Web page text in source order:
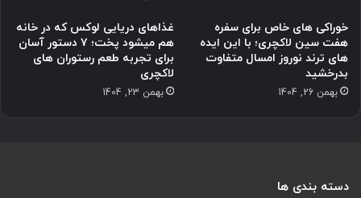
خوراکی های خاص برای سفره
هفت سین لاکچری؛ با این ایده
های ترند نوروز امسال متفاوت
بدرخشید
بهمن 26, 1404
غذاهای دریایی لوکس که در خانه
هم میشود پخت؛ ۷ دستور آسان
برای تجربه طعم رستوران های
لاکچری
بهمن 23, 1404
دسته بندی ها